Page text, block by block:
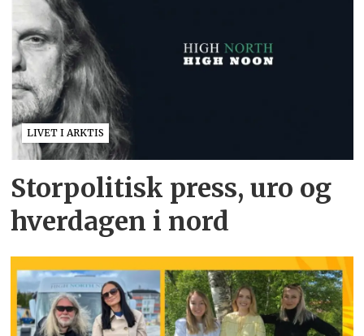
LIVET I ARKTIS
Storpolitisk press, uro og
hverdagen i nord